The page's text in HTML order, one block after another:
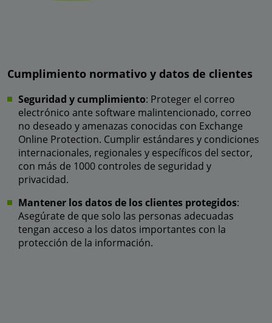
Cumplimiento normativo y datos de clientes
Seguridad y cumplimiento: Proteger el correo
electrónico ante software malintencionado, correo
no deseado y amenazas conocidas con Exchange
Online Protection. Cumplir estándares y condiciones
internacionales, regionales y específicos del sector,
con más de 1000 controles de seguridad y
privacidad.
Mantener los datos de los clientes protegidos:
Asegúrate de que solo las personas adecuadas
tengan acceso a los datos importantes con la
protección de la información.